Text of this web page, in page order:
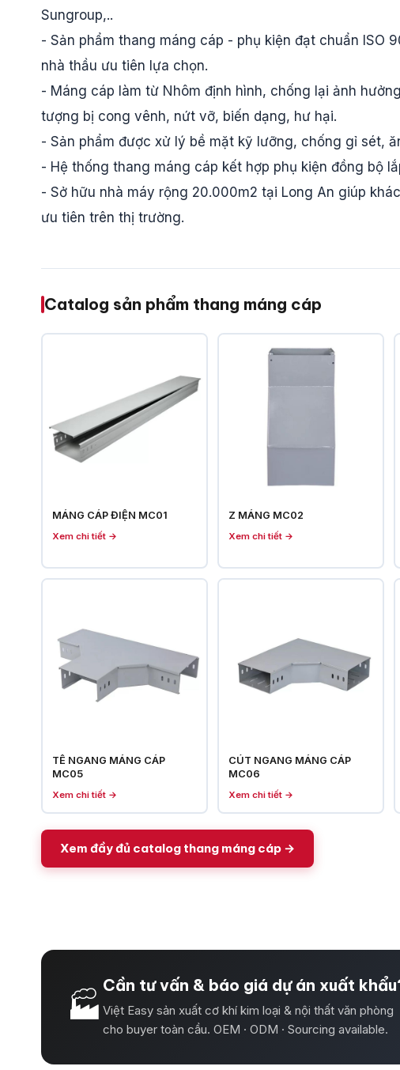
Sungroup,..
- Sản phẩm thang máng cáp - phụ kiện đạt chuẩn ISO
nhà thầu ưu tiên lựa chọn.
- Máng cáp làm từ Nhôm định hình, chống lại ảnh
tượng bị cong vênh, nứt vỡ, biến dạng, hư hại.
- Sản phẩm được xử lý bề mặt kỹ lưỡng, chống gỉ sét,
- Hệ thống thang máng cáp kết hợp phụ kiện đồng bộ
- Sở hữu nhà máy rộng 20.000m2 tại Long An giúp
ưu tiên trên thị trường.
Catalog sản phẩm thang máng cáp
MÁNG CÁP ĐIỆN MC01
Xem chi tiết →
Z MÁNG MC02
Xem chi tiết →
TÊ NGANG MÁNG CÁP
MC05
Xem chi tiết →
CÚT NGANG MÁNG CÁP
MC06
Xem chi tiết →
Xem đầy đủ catalog thang máng cáp →
🏭
Cần tư vấn & báo giá dự án xuất
Việt Easy sản xuất cơ khí kim loại & nội thất văn phòng
cho buyer toàn cầu. OEM · ODM · Sourcing available.